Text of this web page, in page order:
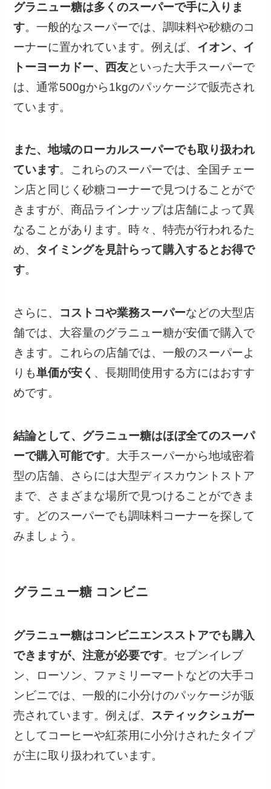
グラニュー糖は多くのスーパーで手に入りま
す。一般的なスーパーでは、調味料や砂糖のコ
ーナーに置かれています。例えば、 イオン、イ
トーヨーカドー、西友といった大手スーパーで
は、通常500gから1kgのパッケージで販売され
ています。
また、地域のローカルスーパーでも取り扱われ
ています。これらのスーパーでは、全国チェー
ン店と同じく砂糖コーナーで見つけることがで
きますが、商品ラインナップは店舗によって異
なることがあります。時々、特売が行われるた
め、 タイミングを見計らって購入するとお得で
す。
さらに、 コストコや業務スーパーなどの大型店
舗では、大容量のグラニュー糖が安価で購入で
きます。これらの店舗では、一般のスーパーよ
りも単価が安く 、長期間使用する方にはおすす
めです。
結論として、グラニュー糖はほぼ全てのスーパ
ーで購入可能です。大手スーパーから地域密着
型の店舗、さらには大型ディスカウントストア
まで、さまざまな場所で見つけることができま
す。どのスーパーでも調味料コーナーを探して
みましょう。
グラニュー糖 コンビニ
グラニュー糖はコンビニエンスストアでも購入
できますが、注意が必要です。セブンイレブ
ン、ローソン、ファミリーマートなどの大手コ
ンビニでは、一般的に小分けのパッケージが販
売されています。例えば、 スティックシュガー
としてコーヒーや紅茶用に小分けされたタイプ
が主に取り扱われています。